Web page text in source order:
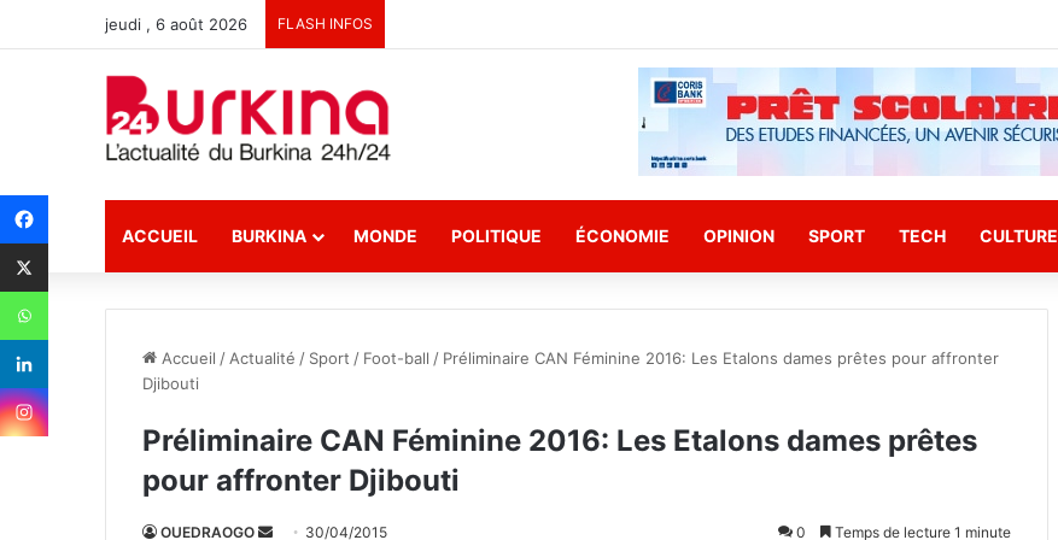
jeudi , 6 août 2026 FLASH INFOS
ACCUEIL BURKINA MONDE POLITIQUE ÉCONOMIE OPINION SPORT TECH CULTURE
Accueil / Actualité / Sport / Foot-ball / Préliminaire CAN Féminine 2016: Les Etalons dames prêtes pour affronter
Djibouti
Préliminaire CAN Féminine 2016: Les Etalons dames prêtes
pour affronter Djibouti
OUEDRAOGO 30/04/2015 0 Temps de lecture 1 minute